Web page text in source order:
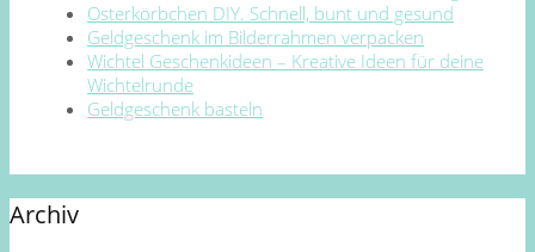
Osterkörbchen DIY. Schnell, bunt und gesund
Geldgeschenk im Bilderrahmen verpacken
Wichtel Geschenkideen – Kreative Ideen für deine
Wichtelrunde
Geldgeschenk basteln
Archiv